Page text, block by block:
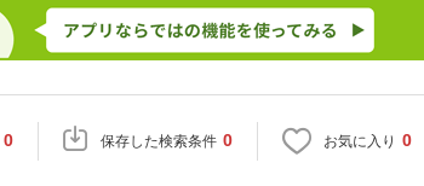
0 保存した検索条件 0 お気に入り 0